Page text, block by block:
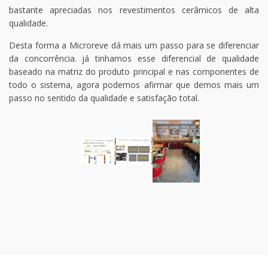
bastante apreciadas nos revestimentos cerâmicos de alta
qualidade.
Desta forma a Microreve dá mais um passo para se diferenciar
da concorrência. já tinhamos esse diferencial de qualidade
baseado na matriz do produto principal e nas componentes de
todo o sistema, agora podemos afirmar que demos mais um
passo no sentido da qualidade e satisfação total.